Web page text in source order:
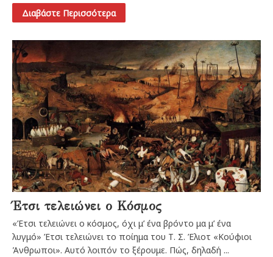
Διαβάστε Περισσότερα
Έτσι τελειώνει ο Κόσμος
«Έτσι τελειώνει ο κόσμος, όχι μ’ ένα βρόντο μα μ’ ένα
λυγμό» Έτσι τελειώνει το ποίημα του Τ. Σ. Έλιοτ «Κούφιοι
Άνθρωποι». Αυτό λοιπόν το ξέρουμε. Πώς, δηλαδή ...